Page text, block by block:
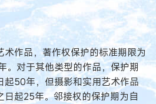
术作品，著作权保护的标准期限为
。对于其他类型的作品，保护期
起50年，但摄影和实用艺术作品
日起25年。邻接权的保护期为自